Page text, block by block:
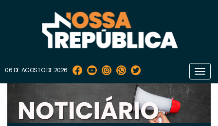
06 DE AGOSTO DE 2026